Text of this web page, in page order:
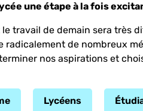
une étape à la fois
travail de demain sera très
de nombreux
nos aspirations et
Lycéens